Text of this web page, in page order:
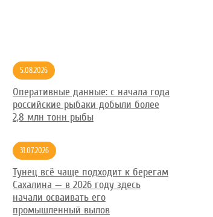
5.08.2026
Оперативные данные: с начала года
российские рыбаки добыли более
2,8 млн тонн рыбы
31.07.2026
Тунец всё чаще подходит к берегам
Сахалина — в 2026 году здесь
начали осваивать его
промышленный вылов